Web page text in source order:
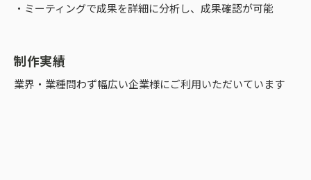
・ミーティングで成果を詳細に分析し、成果確認が可能
制作実績
業界・業種問わず幅広い企業様にご利用いただいています